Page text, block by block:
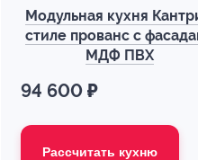
Модульная кухня
стиле прованс с
МДФ ПВХ
94 600 ₽
Рассчитать кухню